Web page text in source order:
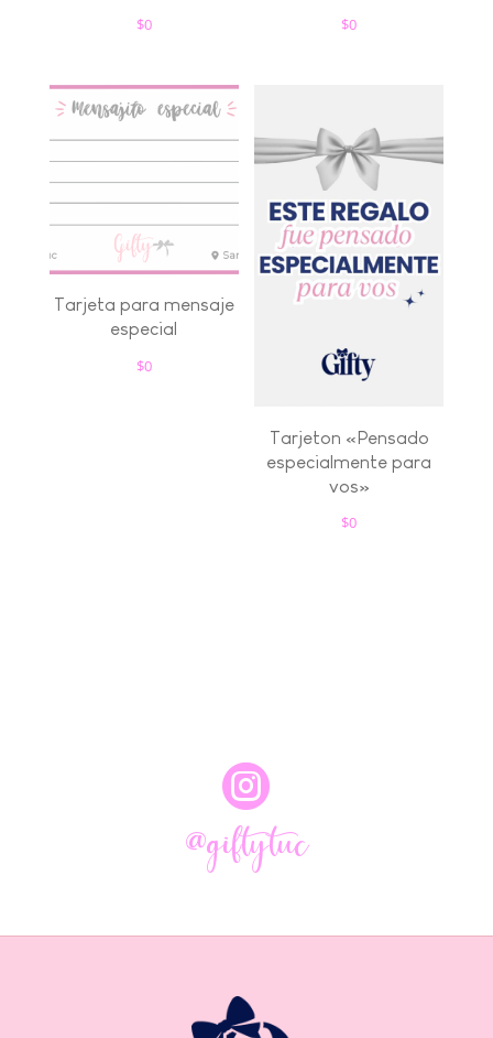
$0 $0
Tarjeta para mensaje
especial
$0
Tarjeton «Pensado
especialmente para
vos»
$0

@giftytuc